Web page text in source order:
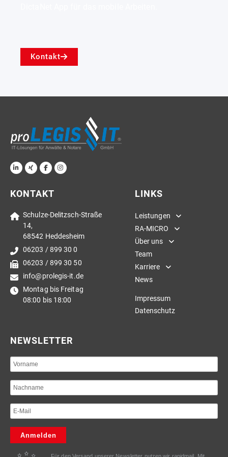
Kontakt
KONTAKT
Schulze-Delitzsch-Straße
14,
68542 Heddesheim
06203 / 899 30 0
06203 / 899 30 50
info@prolegis-it.de
Montag bis Freitag
08:00 bis 18:00
LINKS
Leistungen
RA-MICRO
Über uns
Team
Karriere
News
Impressum
Datenschutz
NEWSLETTER
Anmelden